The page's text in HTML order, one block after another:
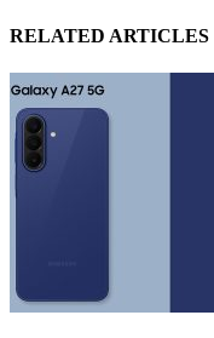
RELATED ARTICLES